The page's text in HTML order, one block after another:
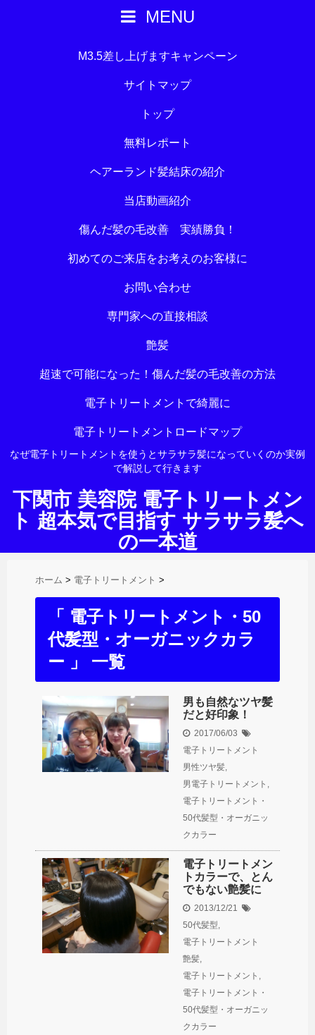
MENU
M3.5差し上げますキャンペーン
サイトマップ
トップ
無料レポート
ヘアーランド髪結床の紹介
当店動画紹介
傷んだ髪の毛改善 実績勝負！
初めてのご来店をお考えのお客様に
お問い合わせ
専門家への直接相談
艶髪
超速で可能になった！傷んだ髪の毛改善の方法
電子トリートメントで綺麗に
電子トリートメントロードマップ
なぜ電子トリートメントを使うとサラサラ髪になっていくのか実例
で解説して行きます
下関市 美容院 電子トリートメン
ト 超本気で目指す サラサラ髪へ
の一本道
ホーム > 電子トリートメント >
「 電子トリートメント・50
代髪型・オーガニックカラ
ー 」 一覧
男も自然なツヤ髪
だと好印象！
2017/06/03
電子トリートメント
男性ツヤ髪,
男電子トリートメント ,
電子トリートメント・
50代髪型・オーガニッ
クカラー
電子トリートメン
トカラーで、とん
でもない艶髪に
2013/12/21
50代髪型,
電子トリートメント
艶髪,
電子トリートメント ,
電子トリートメント・
50代髪型・オーガニッ
クカラー